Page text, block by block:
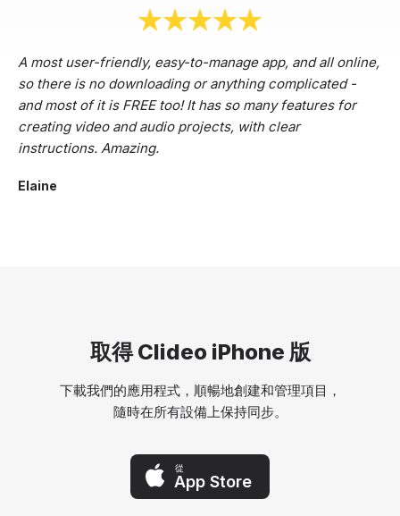
A most user-friendly, easy-to-manage app, and all online,
so there is no downloading or anything complicated -
and most of it is FREE too! It has so many features for
creating video and audio projects, with clear
instructions. Amazing.
Elaine
取得 Clideo iPhone 版
下載我們的應用程式，順暢地創建和管理項目，
隨時在所有設備上保持同步。
從
App Store